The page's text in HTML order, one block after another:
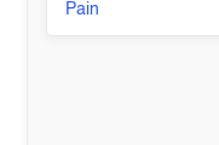
Pain